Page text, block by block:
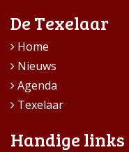
De Texelaar
Home
Nieuws
Agenda
Texelaar
Handige links